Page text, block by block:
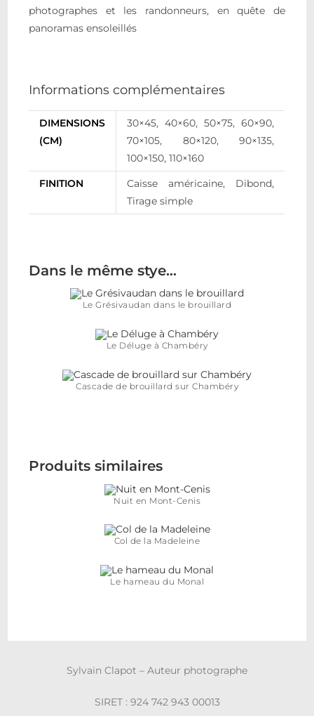
photographes et les randonneurs, en quête de
panoramas ensoleillés
Informations complémentaires
DIMENSIONS
(CM)
30×45, 40×60, 50×75, 60×90,
70×105, 80×120, 90×135,
100×150, 110×160
FINITION
Caisse américaine, Dibond,
Tirage simple
Dans le même stye…
Le Grésivaudan dans le brouillard
Le Déluge à Chambéry
Cascade de brouillard sur Chambéry
Produits similaires
Nuit en Mont-Cenis
Col de la Madeleine
Le hameau du Monal
Sylvain Clapot – Auteur photographe
SIRET : 924 742 943 00013